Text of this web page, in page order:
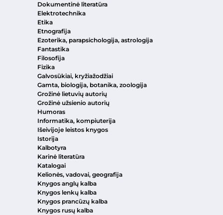
Dokumentinė literatūra
Elektrotechnika
Etika
Etnografija
Ezoterika, parapsichologija, astrologija
Fantastika
Filosofija
Fizika
Galvosūkiai, kryžiažodžiai
Gamta, biologija, botanika, zoologija
Grožinė lietuvių autorių
Grožinė užsienio autorių
Humoras
Informatika, kompiuterija
Išeivijoje leistos knygos
Istorija
Kalbotyra
Karinė literatūra
Katalogai
Kelionės, vadovai, geografija
Knygos anglų kalba
Knygos lenkų kalba
Knygos prancūzų kalba
Knygos rusų kalba